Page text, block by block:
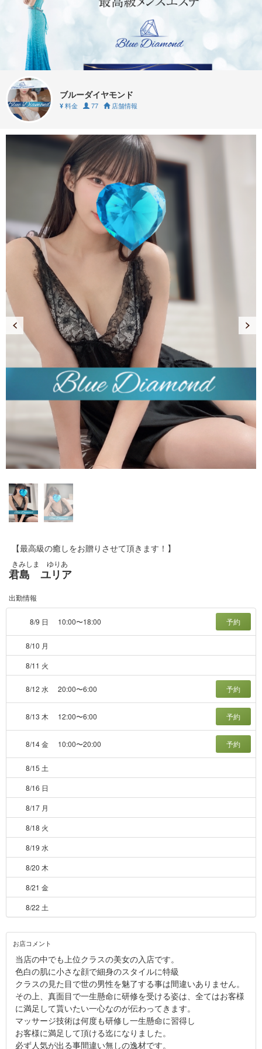
ブルーダイヤモンド
¥ 料金 77 店舗情報
【最高級の癒しをお贈りさせて頂きます！】
きみしま ゆりあ
君島 ユリア
出勤情報
8/9 日 10:00〜18:00 予約
8/10 月
8/11 火
8/12 水 20:00〜6:00 予約
8/13 木 12:00〜6:00 予約
8/14 金 10:00〜20:00 予約
8/15 土
8/16 日
8/17 月
8/18 火
8/19 水
8/20 木
8/21 金
8/22 土
お店コメント
当店の中でも上位クラスの美女の入店です。
色白の肌に小さな顔で細身のスタイルに特級
クラスの見た目で世の男性を魅了する事は間違いありません。
その上、真面目で一生懸命に研修を受ける姿は、全てはお客様
に満足して貰いたい一心なのが伝わってきます。
マッサージ技術は何度も研修し一生懸命に習得し
お客様に満足して頂ける迄になりました。
必ず人気が出る事間違い無しの逸材です。